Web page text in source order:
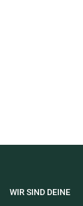
WIR SIND DEINE